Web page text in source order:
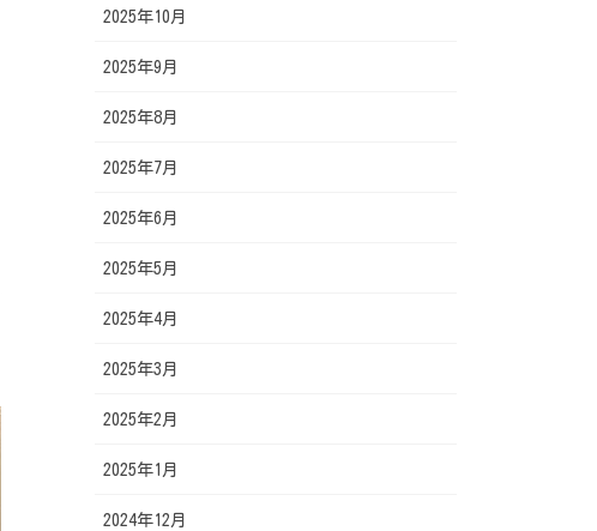
2025年10月
2025年9月
2025年8月
2025年7月
2025年6月
2025年5月
2025年4月
2025年3月
2025年2月
2025年1月
2024年12月